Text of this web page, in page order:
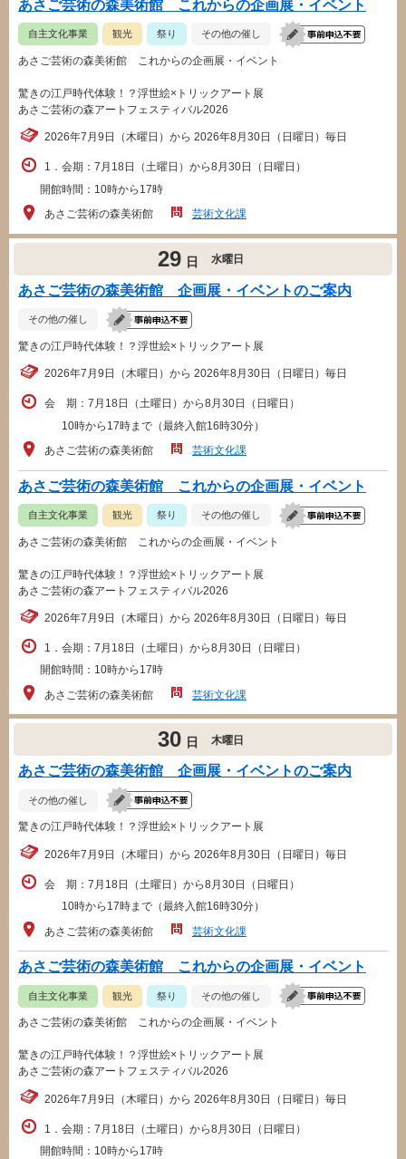
あさご芸術の森美術館 これからの企画展・イベント
自主文化事業 観光 祭り その他の催し
あさご芸術の森美術館 これからの企画展・イベント
驚きの江戸時代体験！？浮世絵×トリックアート展
あさご芸術の森アートフェスティバル2026
2026年7月9日（木曜日）から 2026年8月30日（日曜日）毎日
1．会期：7月18日（土曜日）から8月30日（日曜日）
開館時間：10時から17時
あさご芸術の森美術館
芸術文化課
29 日 水曜日
あさご芸術の森美術館 企画展・イベントのご案内
その他の催し
驚きの江戸時代体験！？浮世絵×トリックアート展
2026年7月9日（木曜日）から 2026年8月30日（日曜日）毎日
会 期：7月18日（土曜日）から8月30日（日曜日）
10時から17時まで（最終入館16時30分）
あさご芸術の森美術館
芸術文化課
あさご芸術の森美術館 これからの企画展・イベント
自主文化事業 観光 祭り その他の催し
あさご芸術の森美術館 これからの企画展・イベント
驚きの江戸時代体験！？浮世絵×トリックアート展
あさご芸術の森アートフェスティバル2026
2026年7月9日（木曜日）から 2026年8月30日（日曜日）毎日
1．会期：7月18日（土曜日）から8月30日（日曜日）
開館時間：10時から17時
あさご芸術の森美術館
芸術文化課
30 日 木曜日
あさご芸術の森美術館 企画展・イベントのご案内
その他の催し
驚きの江戸時代体験！？浮世絵×トリックアート展
2026年7月9日（木曜日）から 2026年8月30日（日曜日）毎日
会 期：7月18日（土曜日）から8月30日（日曜日）
10時から17時まで（最終入館16時30分）
あさご芸術の森美術館
芸術文化課
あさご芸術の森美術館 これからの企画展・イベント
自主文化事業 観光 祭り その他の催し
あさご芸術の森美術館 これからの企画展・イベント
驚きの江戸時代体験！？浮世絵×トリックアート展
あさご芸術の森アートフェスティバル2026
2026年7月9日（木曜日）から 2026年8月30日（日曜日）毎日
1．会期：7月18日（土曜日）から8月30日（日曜日）
開館時間：10時から17時